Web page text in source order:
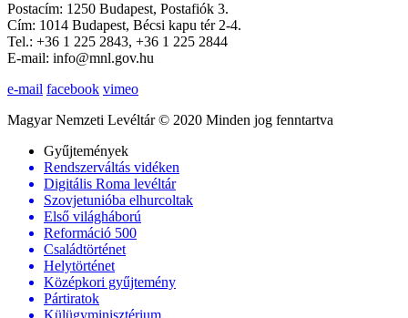
Postacím: 1250 Budapest, Postafiók 3.
Cím: 1014 Budapest, Bécsi kapu tér 2-4.
Tel.: +36 1 225 2843, +36 1 225 2844
E-mail: info@mnl.gov.hu
e-mail facebook vimeo
Magyar Nemzeti Levéltár © 2020 Minden jog fenntartva
Gyűjtemények
Rendszerváltás vidéken
Digitális Roma levéltár
Szovjetunióba elhurcoltak
Első világháború
Reformáció 500
Családtörténet
Helytörténet
Középkori gyűjtemény
Pártiratok